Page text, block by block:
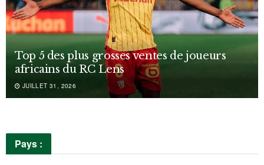
Top 5 des plus grosses ventes de joueurs
africains du RC Lens
JUILLET 31, 2026
Pays :